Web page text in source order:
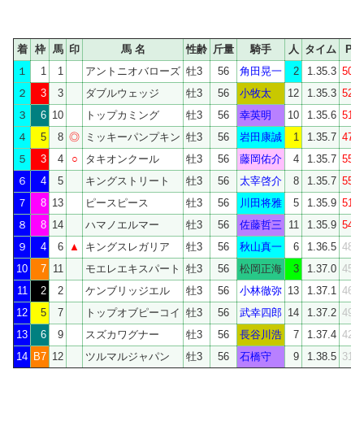
着 枠 馬 印 馬 名 性齢 斤量 騎手 人 タイム
PCI
１
1 1 アントニオバローズ 牡3 56 角田晃一 2 1.35.3
２
3 3 ダブルウェッジ 牡3 56 小牧太 12 1.35.3
３
6 10 トップカミング 牡3 56 幸英明 10 1.35.6
４
5 8 ◎ ミッキーパンプキン 牡3 56 岩田康誠 1 1.35.7
５
3 4 ○ タキオンクール 牡3 56 藤岡佑介 4 1.35.7
６
4 5 キングストリート 牡3 56 太宰啓介 8 1.35.7
７
8 13 ピースピース 牡3 56 川田将雅 5 1.35.9
８
8 14 ハマノエルマー 牡3 56 佐藤哲三 11 1.35.9
９
4 6 ▲ キングスレガリア 牡3 56 秋山真一 6 1.36.5 48.0
10
7 11 モエレエキスパート 牡3 56 松岡正海 3 1.37.0 45.0
11
2 2 ケンブリッジエル 牡3 56 小林徹弥 13 1.37.1 46.7
12
5 7 トップオブピーコイ 牡3 56 武幸四郎 14 1.37.2 49.2
13
6 9 スズカワグナー 牡3 56 長谷川浩 7 1.37.4 42.5
14 B7 12 ツルマルジャパン 牡3 56 石橋守 9 1.38.5 31.9